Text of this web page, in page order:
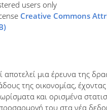
users only
Creative Commons
μια έρευνα της
της οικονομίας,
και ορισμένα
του στα νέα